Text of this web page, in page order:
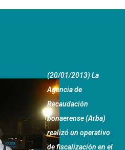
(20/01/2013) La
Agencia de
Recaudación
bonaerense (Arba)
realizó un operativo
de fiscalización en el